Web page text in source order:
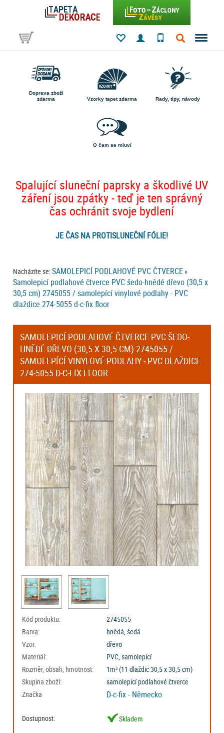
Doprava zboží
zdarma
Vzorky tapet zdarma Rady, tipy, návody
O čem se mluví
Spalující sluneční paprsky a škodlivé UV
záření jsou zpátky - teď je ten správný
čas ochránit svoje bydlení
JE ČAS NA PROTISLUNEČNÍ FÓLIE!
Nacházíte se:SAMOLEPICÍ PODLAHOVÉ PVC ČTVERCE »
Samolepicí podlahové čtverce PVC šedo-hnědé dřevo (30,5 x
30,5 cm) 2745055 / samolepící vinylové podlahy - PVC
dlaždice 274-5055 d-c-fix floor
SAMOLEPICÍ PODLAHOVÉ ČTVERCE PVC ŠEDO-
HNĚDÉ DŘEVO (30,5 X 30,5 CM) 2745055 /
SAMOLEPÍCÍ VINYLOVÉ PODLAHY - PVC DLAŽDICE
274-5055 D-C-FIX FLOOR
Kód produktu:
2745055
Barva:
hnědá, šedá
Vzor:
dřevo
Materiál:
PVC, samolepicí
Rozměr, obsah, hmotnost:
1m² (11 dlaždic 30,5 x 30,5 cm)
Skupina zboží:
samolepicí podlahové čtverce
Značka
D-c-fix - Německo
Dostupnost: Skladem